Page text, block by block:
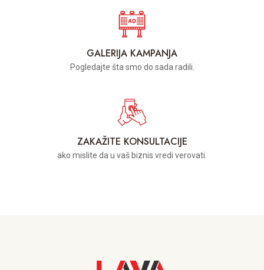
GALERIJA KAMPANJA
Pogledajte šta smo do sada radili.
ZAKAŽITE KONSULTACIJE
ako mislite da u vaš biznis vredi verovati.